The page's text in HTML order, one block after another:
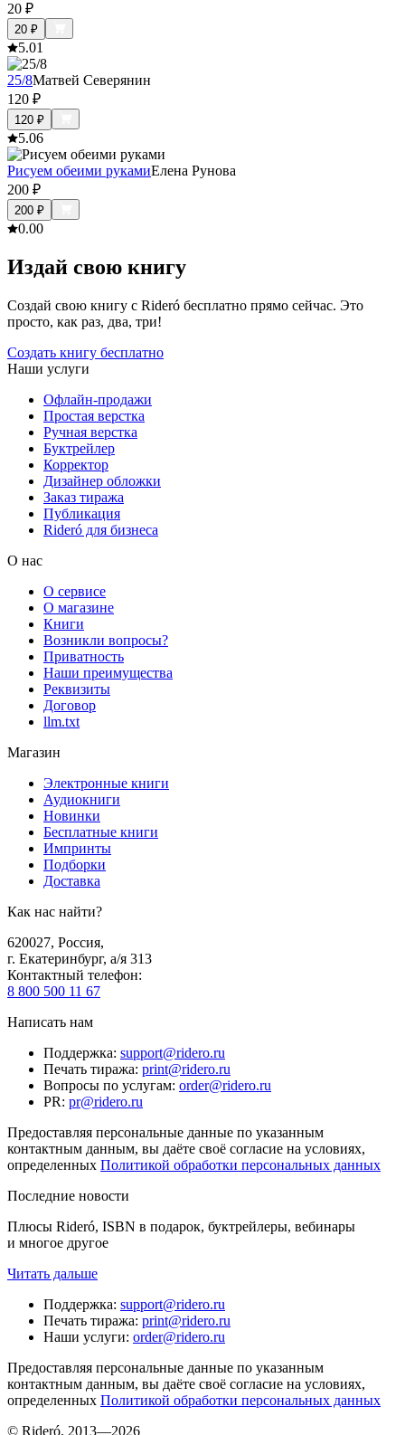
20 ₽
20 ₽
5.01
25/8Матвей Северянин
120 ₽
120 ₽
5.06
Рисуем обеими рукамиЕлена Рунова
200 ₽
200 ₽
0.00
Издай свою книгу
Создай свою книгу с Rideró бесплатно прямо сейчас. Это
просто, как раз, два, три!
Создать книгу бесплатно
Наши услуги
Офлайн-продажи
Простая верстка
Ручная верстка
Буктрейлер
Корректор
Дизайнер обложки
Заказ тиража
Публикация
Rideró для бизнеса
О нас
О сервисе
О магазине
Книги
Возникли вопросы?
Приватность
Наши преимущества
Реквизиты
Договор
llm.txt
Магазин
Электронные книги
Аудиокниги
Новинки
Бесплатные книги
Импринты
Подборки
Доставка
Как нас найти?
620027, Россия,
г. Екатеринбург, а/я 313
Контактный телефон:
8 800 500 11 67
Написать нам
Поддержка: support@ridero.ru
Печать тиража: print@ridero.ru
Вопросы по услугам: order@ridero.ru
PR: pr@ridero.ru
Предоставляя персональные данные по указанным
контактным данным, вы даёте своё согласие на условиях,
определенных Политикой обработки персональных данных
Последние новости
Плюсы Rideró, ISBN в подарок, буктрейлеры, вебинары
и многое другое
Читать дальше
Поддержка: support@ridero.ru
Печать тиража: print@ridero.ru
Наши услуги: order@ridero.ru
Предоставляя персональные данные по указанным
контактным данным, вы даёте своё согласие на условиях,
определенных Политикой обработки персональных данных
© Rideró, 2013—2026